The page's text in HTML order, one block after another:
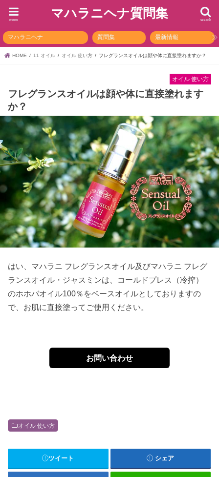
マハラニヘナ質問集 search
menu
マハラニヘナ 質問集 最新情報
HOME 11 オイル オイル 使い方 フレグランスオイルは顔や体に直接塗れますか？
オイル 使い方
フレグランスオイルは顔や体に直接塗れます
か？
はい、マハラニ フレグランスオイル及びマハラニ フレグ
ランスオイル・ジャスミンは、コールドプレス（冷搾）
のホホバオイル100％をベースオイルとしておりますの
で、お肌に直接塗ってご使用ください。
お問い合わせ
オイル 使い方
ツイート シェア